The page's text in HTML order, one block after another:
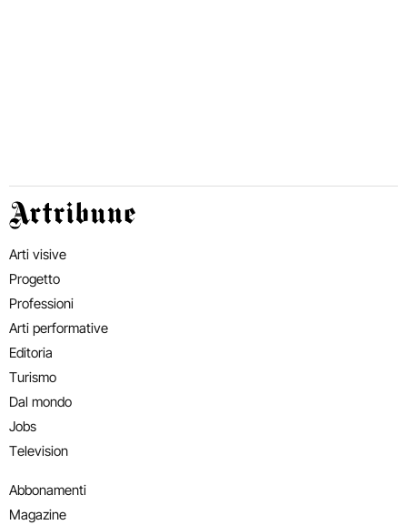
Artribune
Arti visive
Progetto
Professioni
Arti performative
Editoria
Turismo
Dal mondo
Jobs
Television
Abbonamenti
Magazine